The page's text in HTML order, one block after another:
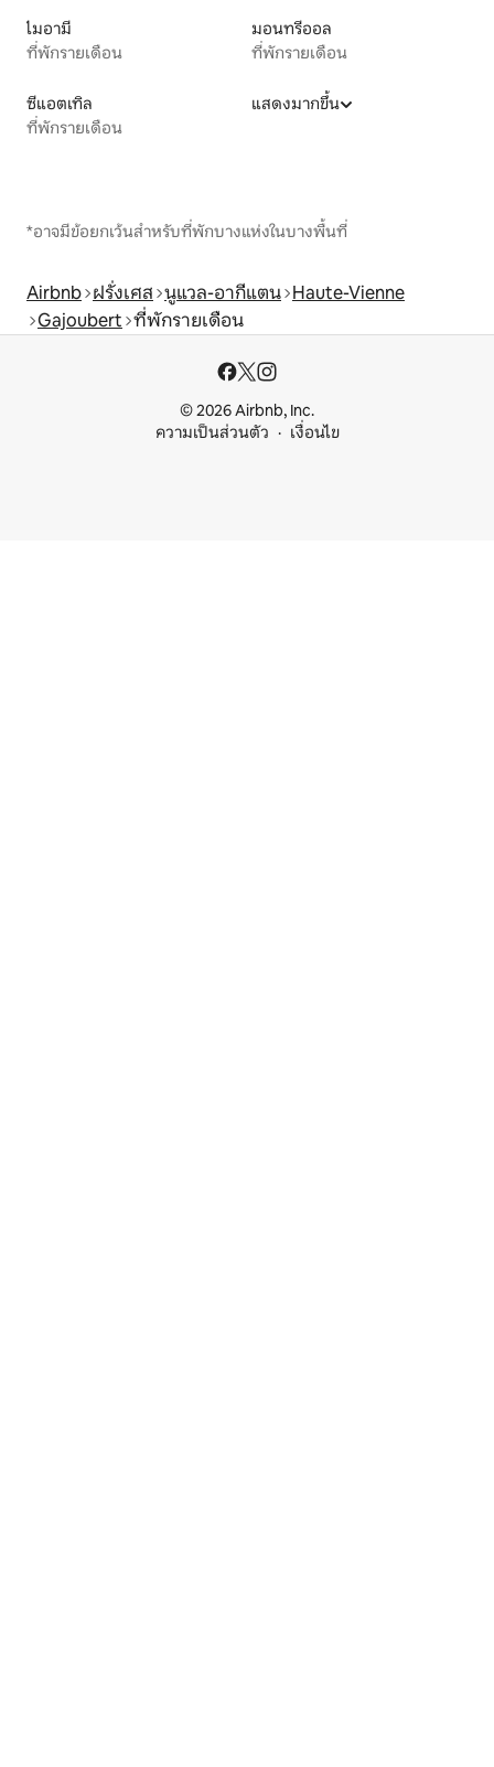
ไมอามี
ที่พักรายเดือน
มอนทรีออล
ที่พักรายเดือน
ซีแอตเทิล
ที่พักรายเดือน
แสดงมากขึ้น
*อาจมีข้อยกเว้นสำหรับที่พักบางแห่งในบางพื้นที่
Airbnb ฝรั่งเศส นูแวล-อากีแตน Haute-Vienne
Gajoubert ที่พักรายเดือน
© 2026 Airbnb, Inc.
ความเป็นส่วนตัว
เงื่อนไข